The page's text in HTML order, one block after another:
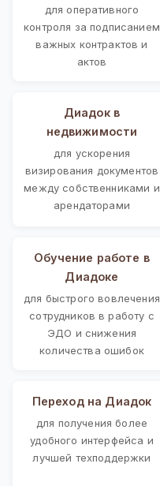
для оперативного
контроля за подписанием
важных контрактов и
актов
Диадок в
недвижимости
для ускорения
визирования документов
между собственниками и
арендаторами
Обучение работе в
Диадоке
для быстрого вовлечения
сотрудников в работу с
ЭДО и снижения
количества ошибок
Переход на Диадок
для получения более
удобного интерфейса и
лучшей техподдержки